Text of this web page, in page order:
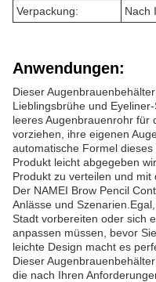
Verpackung:
Nach
Anwendungen:
Dieser
Lieblingsbrühe und
leeres Augenbrauenrohr für
vorziehen, ihre eigenen
automatische Formel
Produkt leicht abgegeben
Produkt zu verteilen und mit
Der NAMEI Brow Pencil
Anlässe und
Stadt vorbereiten oder sich
anpassen müssen, bevor
leichte Design macht es
Dieser
die nach Ihren